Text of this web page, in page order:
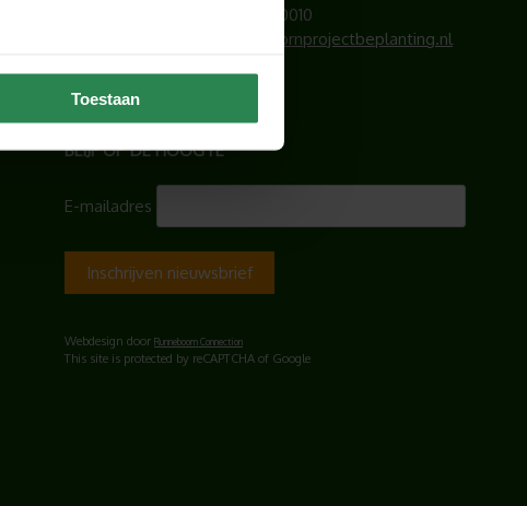
Toestaan
030 – 6340010
info@hoogendoornprojectbeplanting.nl
BLIJF OP DE HOOGTE
E-mailadres
Webdesign door Runneboom Connection
This site is protected by reCAPTCHA of Google